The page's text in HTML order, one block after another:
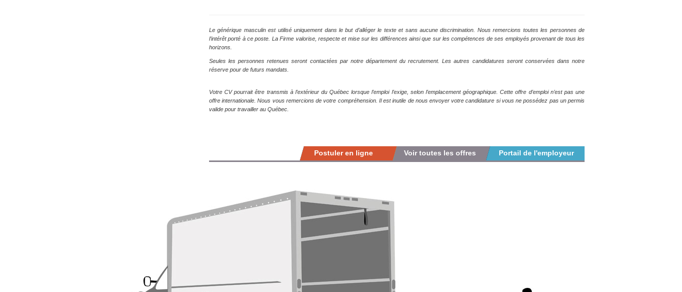
Le générique masculin est utilisé uniquement dans le but d’alléger le texte et sans aucune discrimination. Nous remercions toutes les personnes de
l’intérêt porté à ce poste. La Firme valorise, respecte et mise sur les différences ainsi que sur les compétences de ses employés provenant de tous les
horizons.
Seules les personnes retenues seront contactées par notre département du recrutement. Les autres candidatures seront conservées dans notre
réserve pour de futurs mandats.
Votre CV pourrait être transmis à l’extérieur du Québec lorsque l’emploi l’exige, selon l’emplacement géographique. Cette offre d’emploi n’est pas une
offre internationale. Nous vous remercions de votre compréhension. Il est inutile de nous envoyer votre candidature si vous ne possédez pas un permis
valide pour travailler au Québec.
Portail de l'employeur
Voir toutes les offres
Postuler en ligne